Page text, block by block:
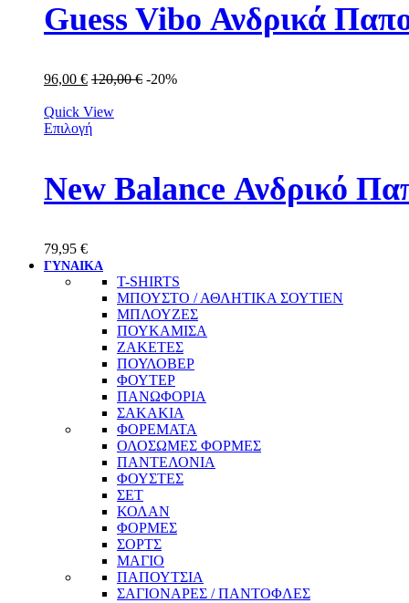
Guess Vibo Ανδρικά
96,00 € 120,00€ -20%
Quick View
Επιλογή
New Balance Ανδρικό
79,95 €
ΓΥΝΑΙΚΑ
T-SHIRTS
ΜΠΟΥΣΤΟ / ΑΘΛΗΤΙΚΑ ΣΟΥΤΙΕΝ
ΜΠΛΟΥΖΕΣ
ΠΟΥΚΑΜΙΣΑ
ΖΑΚΕΤΕΣ
ΠΟΥΛΟΒΕΡ
ΦΟΥΤΕΡ
ΠΑΝΩΦΟΡΙΑ
ΣΑΚΑΚΙΑ
ΦΟΡΕΜΑΤΑ
ΟΛΟΣΩΜΕΣ ΦΟΡΜΕΣ
ΠΑΝΤΕΛΟΝΙΑ
ΦΟΥΣΤΕΣ
ΣΕΤ
ΚΟΛΑΝ
ΦΟΡΜΕΣ
ΣΟΡΤΣ
ΜΑΓΙΟ
ΠΑΠΟΥΤΣΙΑ
ΣΑΓΙΟΝΑΡΕΣ / ΠΑΝΤΟΦΛΕΣ